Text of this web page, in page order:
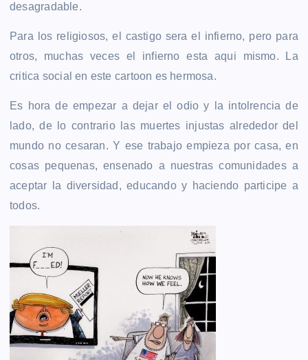
desagradable.
Para los religiosos, el castigo sera el infierno, pero para
otros, muchas veces el infierno esta aqui mismo. La
critica social en este cartoon es hermosa.
Es hora de empezar a dejar el odio y la intolrencia de
lado, de lo contrario las muertes injustas alrededor del
mundo no cesaran. Y ese trabajo empieza por casa, en
cosas pequenas, ensenado a nuestras comunidades a
aceptar la diversidad, educando y haciendo participe a
todos.